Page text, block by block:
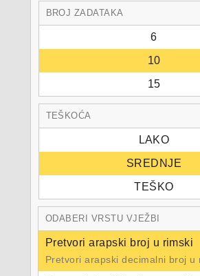
BROJ ZADATAKA
6
10
15
TEŠKOĆA
LAKO
SREDNJE
TEŠKO
ODABERI VRSTU VJEŽBI
Pretvori arapski broj u rimski
Pretvori arapski decimalni broj u